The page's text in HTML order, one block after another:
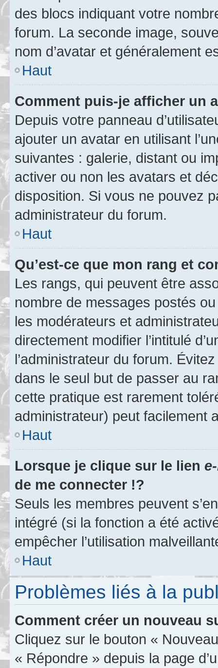
des blocs indiquant votre
forum. La seconde image,
nom d’avatar et généralement
Haut
Comment puis-je afficher un
Depuis votre panneau
ajouter un avatar en utilisant
suivantes : galerie, distant ou
activer ou non les avatars et
disposition. Si vous ne pouvez
administrateur du forum.
Haut
Qu’est-ce que mon rang et
Les rangs, qui peuvent être
nombre de messages postés
les modérateurs et
directement modifier l’intitulé
l’administrateur du forum.
dans le seul but de passer au
cette pratique est rarement
administrateur) peut facilement
Haut
Lorsque je clique sur le lien
de me connecter !?
Seuls les membres peuvent
intégré (si la fonction a été
empêcher l’utilisation
Haut
Problèmes liés à la
Comment créer un nouveau
Cliquez sur le bouton «
« Répondre » depuis la page